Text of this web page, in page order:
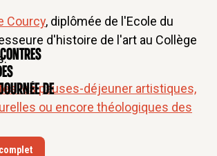
de
Courcy, diplômée de l'Ecole du
d'histoire de l'art au Collège
les pauses-déjeuner artistiques,
ou encore théologiques des